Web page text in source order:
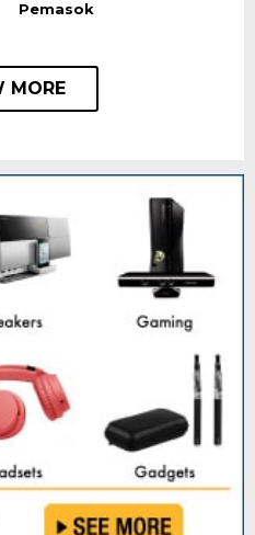
Pemasok
MORE